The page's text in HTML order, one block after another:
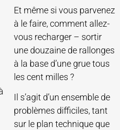
Et même si vous parvenez
à le faire, comment allez-
vous recharger – sortir
une douzaine de rallonges
à la base d’une grue tous
les cent milles ?
Il s’agit d’un ensemble de
problèmes difficiles, tant
sur le plan technique que